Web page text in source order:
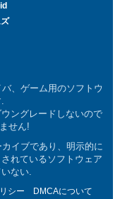
、ゲーム用のソフトウ
ングレードしないので
せん!
イブであり、明示的に
れているソフトウェア
ない.
シー
DMCAについて